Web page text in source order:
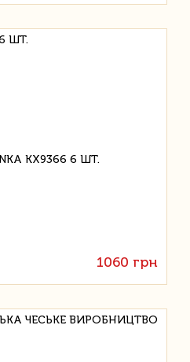
ШТ.
1060 грн
ЧЕСЬКЕ ВИРОБНИЦТВО